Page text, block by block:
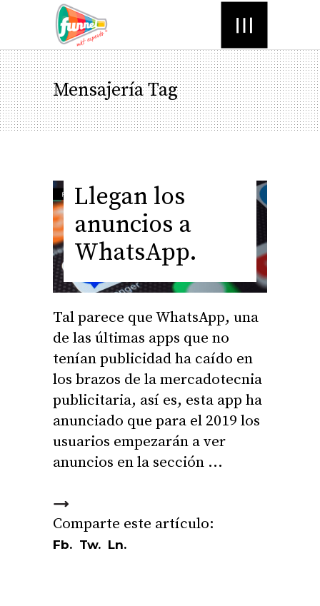
Mensajería Tag
Llegan los
anuncios a
WhatsApp.
Tal parece que WhatsApp, una
de las últimas apps que no
tenían publicidad ha caído en
los brazos de la mercadotecnia
publicitaria, así es, esta app ha
anunciado que para el 2019 los
usuarios empezarán a ver
anuncios en la sección
Fb. Tw. Ln.